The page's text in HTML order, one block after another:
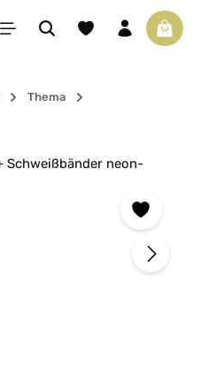
Du hast 0 Produkte
Thema